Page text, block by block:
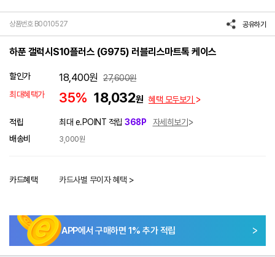
상품번호 B0010527 공유하기
하푼 갤럭시S10플러스 (G975) 러블리스마트톡 케이스
할인가 18,400원 27,600원
최대혜택가
35% 18,032원 혜택 모두보기
적립 최대 e.POINT 적립 368P
자세히보기
배송비
3,000원
카드혜택 카드사별 무이자 혜택 >
APP에서 구매하면 1% 추가 적립